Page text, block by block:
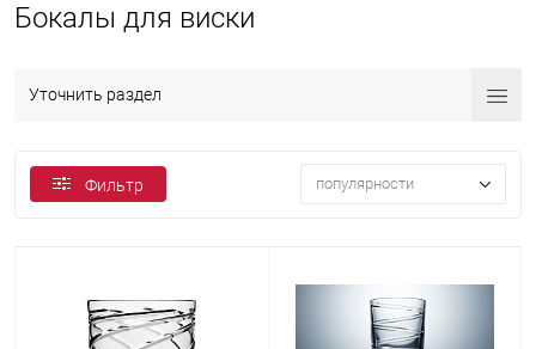
Бокалы для виски
Уточнить раздел
Фильтр популярности